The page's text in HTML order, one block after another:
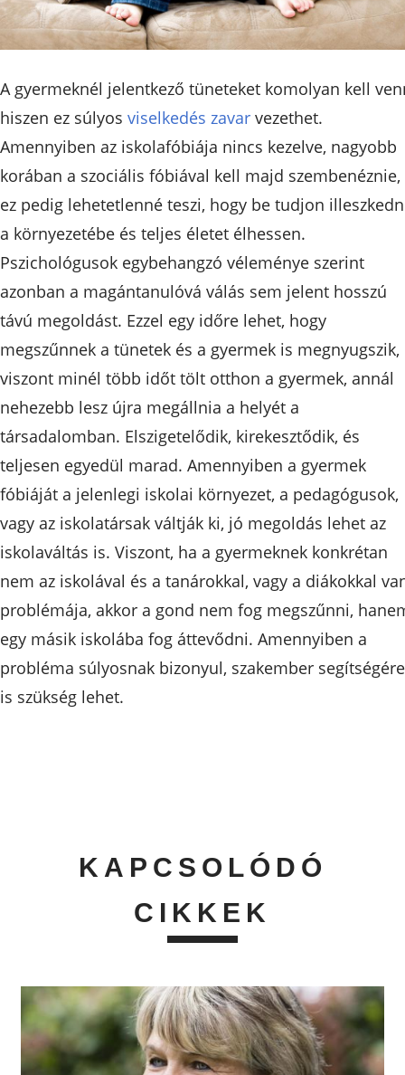
A gyermeknél jelentkező tüneteket komolyan kell
hiszen ez súlyos viselkedés zavar vezethet.
Amennyiben az iskolafóbiája nincs kezelve, nagyobb
korában a szociális fóbiával kell majd szembenéznie,
ez pedig lehetetlenné teszi, hogy be tudjon
a környezetébe és teljes életet élhessen.
Pszichológusok egybehangzó véleménye szerint
azonban a magántanulóvá válás sem jelent hosszú
távú megoldást. Ezzel egy időre lehet, hogy
megszűnnek a tünetek és a gyermek is megnyugszik,
viszont minél több időt tölt otthon a gyermek, annál
nehezebb lesz újra megállnia a helyét a
társadalomban. Elszigetelődik, kirekesztődik, és
teljesen egyedül marad. Amennyiben a gyermek
fóbiáját a jelenlegi iskolai környezet, a pedagógusok,
vagy az iskolatársak váltják ki, jó megoldás lehet az
iskolaváltás is. Viszont, ha a gyermeknek konkrétan
nem az iskolával és a tanárokkal, vagy a diákokkal
problémája, akkor a gond nem fog megszűnni,
egy másik iskolába fog áttevődni. Amennyiben a
probléma súlyosnak bizonyul, szakember segítségére
is szükség lehet.
KAPCSOLÓDÓ
CIKKEK